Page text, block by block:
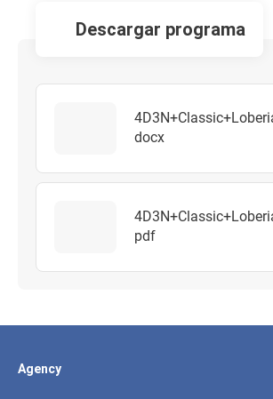
descargar programa
docx
pdf
Agency